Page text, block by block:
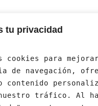
tu privacidad
cookies para
de navegación,
contenido
tráfico. Al